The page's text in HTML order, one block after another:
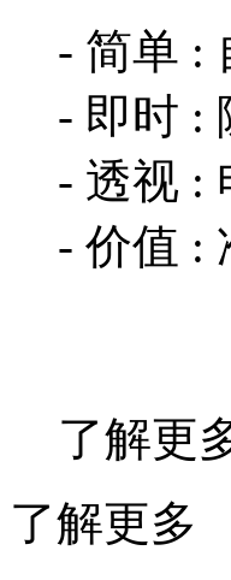
- 简单 :
- 即时 :
- 透视 :
- 价值 :
了解更
了解更多